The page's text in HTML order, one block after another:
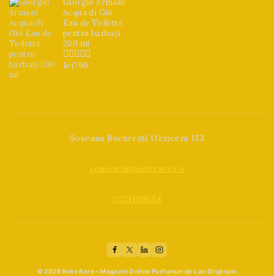
Acqua di Giò
Eau de Toilette
pentru bărbați
200 ml
0
lei799
Șoseaua București Urziceni 153
comenzi@noterare.ro
0724139054
© 2026 Note Rare – Magazin Online Parfumuri de Lux Originale